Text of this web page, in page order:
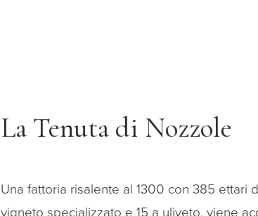
La Tenuta di Nozzole
Una fattoria risalente al 1300 con 385 ettari
vigneto specializzato e 15 a uliveto, viene